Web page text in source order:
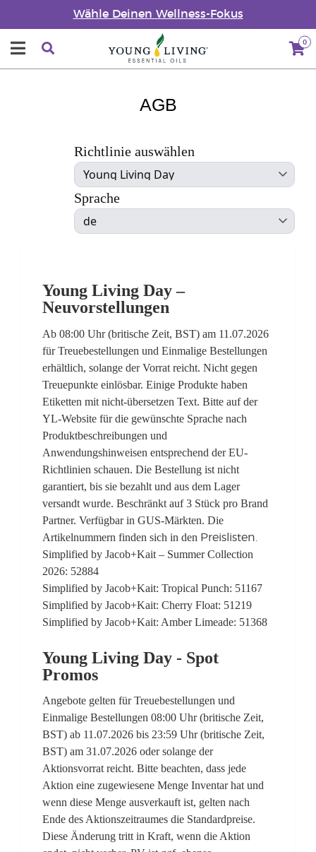
Wähle Deinen Wellness-Fokus
0
AGB
Richtlinie auswählen
Sprache
Young Living Day –
Neuvorstellungen
Ab 08:00 Uhr (britische Zeit, BST) am 11.07.2026
für Treuebestellungen und Einmalige Bestellungen
erhältlich, solange der Vorrat reicht. Nicht gegen
Treuepunkte einlösbar. Einige Produkte haben
Etiketten mit nicht-übersetzen Text. Bitte auf der
YL-Website für die gewünschte Sprache nach
Produktbeschreibungen und
Anwendungshinweisen entsprechend der EU-
Richtlinien schauen. Die Bestellung ist nicht
garantiert, bis sie bezahlt und aus dem Lager
versandt wurde. Beschränkt auf 3 Stück pro Brand
Partner. Verfügbar in GUS-Märkten. Die
Artikelnummern finden sich in den Preislisten.
Simplified by Jacob+Kait – Summer Collection
2026: 52884
Simplified by Jacob+Kait: Tropical Punch: 51167
Simplified by Jacob+Kait: Cherry Float: 51219
Simplified by Jacob+Kait: Amber Limeade: 51368
Young Living Day - Spot
Promos
Angebote gelten für Treuebestellungen und
Einmalige Bestellungen 08:00 Uhr (britische Zeit,
BST) ab 11.07.2026 bis 23:59 Uhr (britische Zeit,
BST) am 31.07.2026 oder solange der
Aktionsvorrat reicht. Bitte beachten, dass jede
Aktion eine zugewiesene Menge Inventar hat und
wenn diese Menge ausverkauft ist, gelten nach
Ende des Aktionszeitraumes die Standardpreise.
Diese Änderung tritt in Kraft, wenn die Aktion